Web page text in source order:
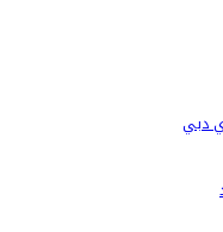
دبي